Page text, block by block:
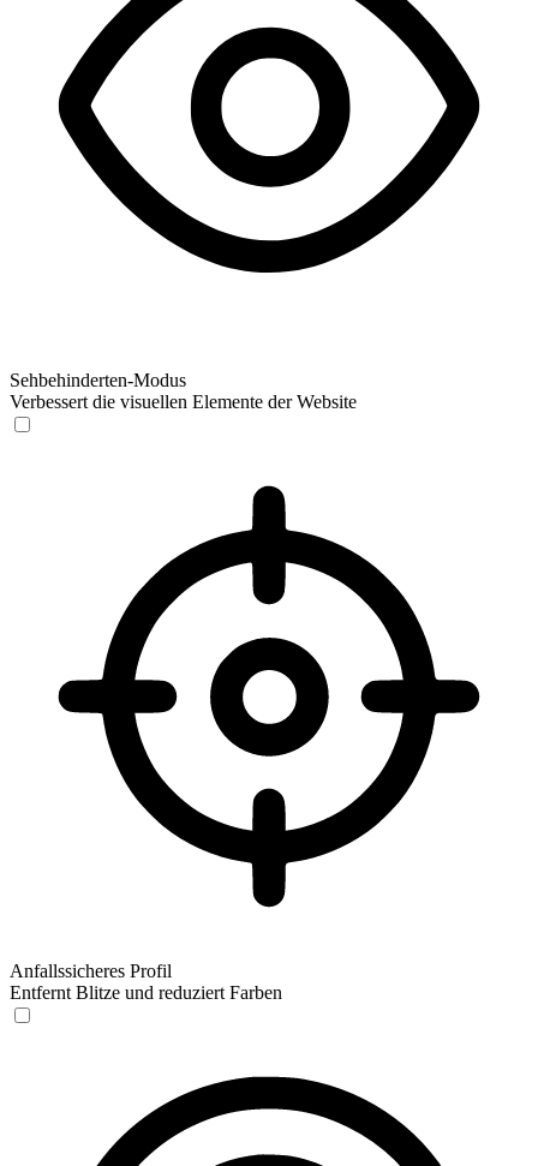
Sehbehinderten-Modus
Verbessert die visuellen Elemente der Website
Anfallssicheres Profil
Entfernt Blitze und reduziert Farben